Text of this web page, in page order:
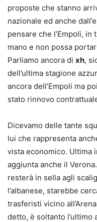
proposte che stanno
nazionale ed anche
pensare che l’Empoli,
mano e non possa
Parliamo ancora di xh,
dell’ultima stagione
ancora dell’Empoli ma
stato rinnovo
Dicevamo delle tante
lui che rappresenta
vista economico. Ultima
aggiunta anche il
resterà in sella agli
l’albanese, starebbe
trasferisti vicino
detto, è soltanto l’ultimo